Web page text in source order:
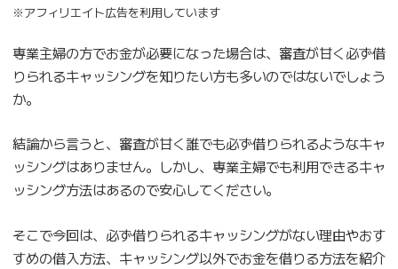
※アフィリエイト広告を利用しています
専業主婦の方でお金が必要になった場合は、審査が甘く必ず借
りられるキャッシングを知りたい方も多いのではないでしょう
か。
結論から言うと、審査が甘く誰でも必ず借りられるようなキャ
ッシングはありません。しかし、専業主婦でも利用できるキャ
ッシング方法はあるので安心してください。
そこで今回は、必ず借りられるキャッシングがない理由やおす
すめの借入方法、キャッシング以外でお金を借りる方法を紹介